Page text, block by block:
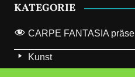
KATEGORIE
CARPE FANTASIA
Kunst